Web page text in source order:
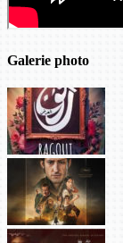
Galerie photo